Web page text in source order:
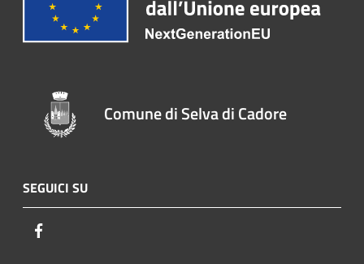
Comune di Selva di Cadore
SEGUICI SU